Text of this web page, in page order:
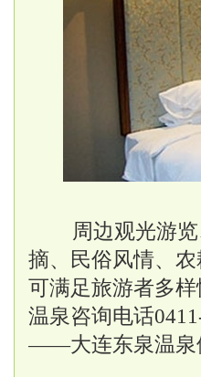
周边观光游览
摘、民俗风情、
可满足旅游者多样
温泉咨询电话
——大连东泉温泉